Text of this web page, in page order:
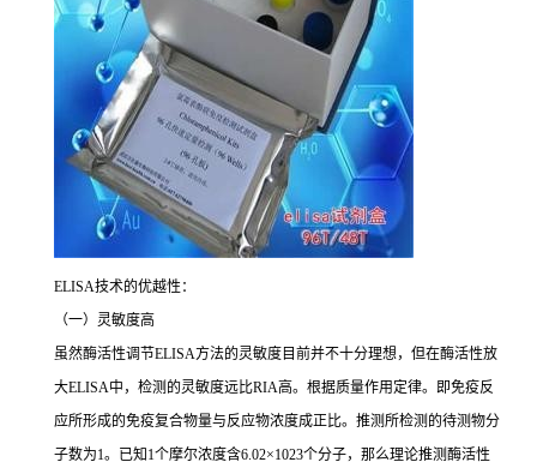
ELISA技术的优越性：
（一）灵敏度高
虽然酶活性调节ELISA方法的灵敏度目前并不十分理想，但在酶活性放
大ELISA中，检测的灵敏度远比RIA高。根据质量作用定律。即免疫反
应所形成的免疫复合物量与反应物浓度成正比。推测所检测的待测物分
子数为1。已知 1个摩尔浓度含6.02×1023个分子，那么理论推测酶活性